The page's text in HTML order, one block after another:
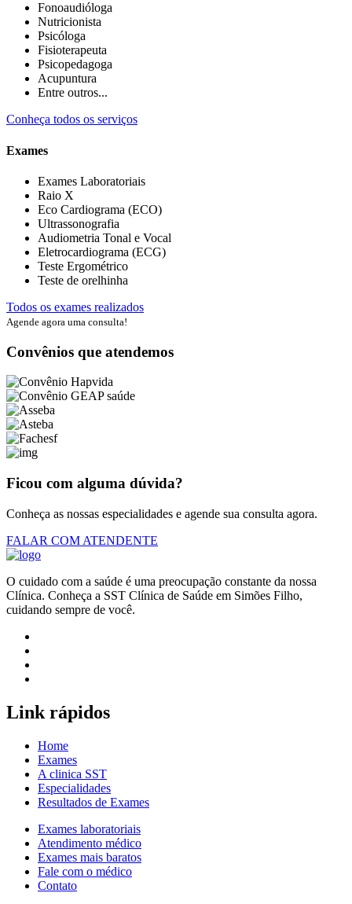
Fonoaudióloga
Nutricionista
Psicóloga
Fisioterapeuta
Psicopedagoga
Acupuntura
Entre outros...
Conheça todos os serviços
Exames
Exames Laboratoriais
Raio X
Eco Cardiograma (ECO)
Ultrassonografia
Audiometria Tonal e Vocal
Eletrocardiograma (ECG)
Teste Ergométrico
Teste de orelhinha
Todos os exames realizados
Agende agora uma consulta!
Convênios que atendemos
Ficou com alguma dúvida?
Conheça as nossas especialidades e agende sua consulta agora.
FALAR COM ATENDENTE
O cuidado com a saúde é uma preocupação constante da nossa
Clínica. Conheça a SST Clínica de Saúde em Simões Filho,
cuidando sempre de você.
Link rápidos
Home
Exames
A clinica SST
Especialidades
Resultados de Exames
Exames laboratoriais
Atendimento médico
Exames mais baratos
Fale com o médico
Contato